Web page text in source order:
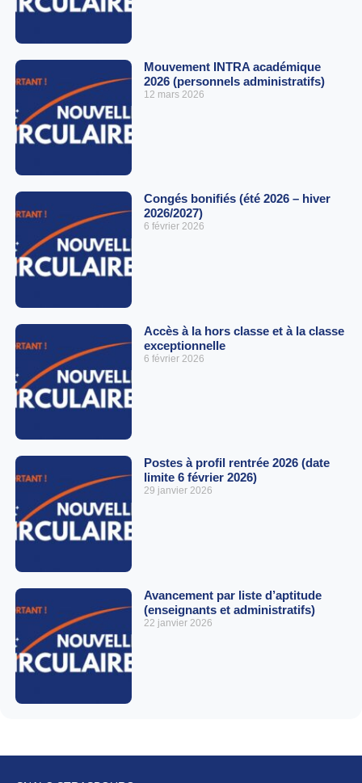
Mouvement INTRA académique
2026 (personnels administratifs)
12 mars 2026
Congés bonifiés (été 2026 – hiver
2026/2027)
6 février 2026
Accès à la hors classe et à la classe
exceptionnelle
6 février 2026
Postes à profil rentrée 2026 (date
limite 6 février 2026)
29 janvier 2026
Avancement par liste d’aptitude
(enseignants et administratifs)
22 janvier 2026